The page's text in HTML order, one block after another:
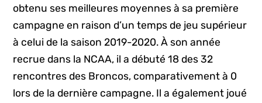
obtenu ses meilleures moyennes à sa première
campagne en raison d’un temps de jeu supérieur
à celui de la saison 2019-2020. À son année
recrue dans la NCAA, il a débuté 18 des 32
rencontres des Broncos, comparativement à 0
lors de la dernière campagne. Il a également joué